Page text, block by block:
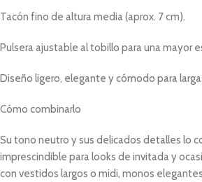
Tacón fino de altura media (aprox. 7 cm).
Pulsera ajustable al tobillo para una mayor
Diseño ligero, elegante y cómodo para
Cómo combinarlo
Su tono neutro y sus delicados detalles lo
imprescindible para looks de invitada y
con vestidos largos o midi, monos